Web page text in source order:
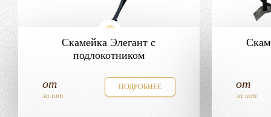
Скамейка Элегант с
подлокотником
от
за шт.
ПОДРОБНЕЕ от
за шт.